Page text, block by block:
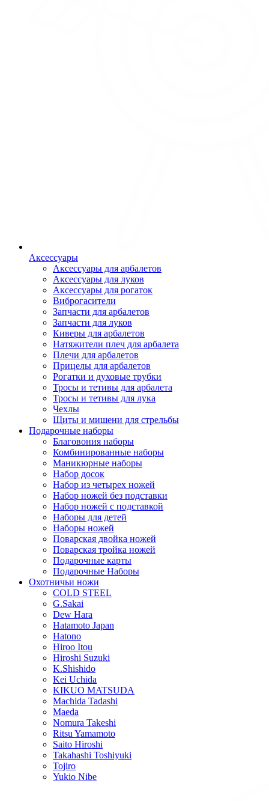
Аксессуары
Аксессуары для арбалетов
Аксессуары для луков
Аксессуары для рогаток
Виброгасители
Запчасти для арбалетов
Запчасти для луков
Киверы для арбалетов
Натяжители плеч для арбалета
Плечи для арбалетов
Прицелы для арбалетов
Рогатки и духовые трубки
Тросы и тетивы для арбалета
Тросы и тетивы для лука
Чехлы
Щиты и мишени для стрельбы
Подарочные наборы
Благовония наборы
Комбинированные наборы
Маникюрные наборы
Набор досок
Набор из четырех ножей
Набор ножей без подставки
Набор ножей с подставкой
Наборы для детей
Наборы ножей
Поварская двойка ножей
Поварская тройка ножей
Подарочные карты
Подарочные Наборы
Охотничьи ножи
COLD STEEL
G.Sakai
Dew Hara
Hatamoto Japan
Hatono
Hiroo Itou
Hiroshi Suzuki
K.Shishido
Kei Uchida
KIKUO MATSUDA
Machida Tadashi
Maeda
Nomura Takeshi
Ritsu Yamamoto
Saito Hiroshi
Takahashi Toshiyuki
Tojiro
Yukio Nibe